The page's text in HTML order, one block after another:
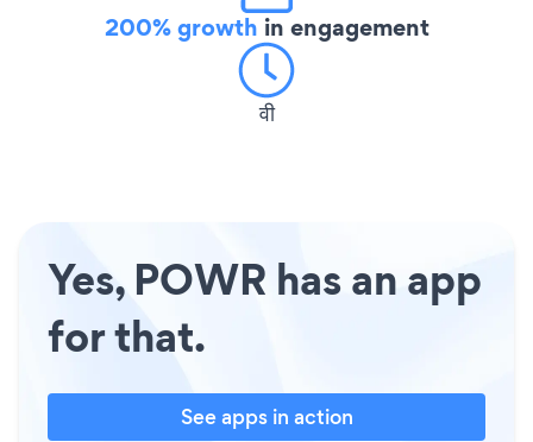
200% growth in engagement
वी
Yes, POWR has an app
for that.
See apps in action